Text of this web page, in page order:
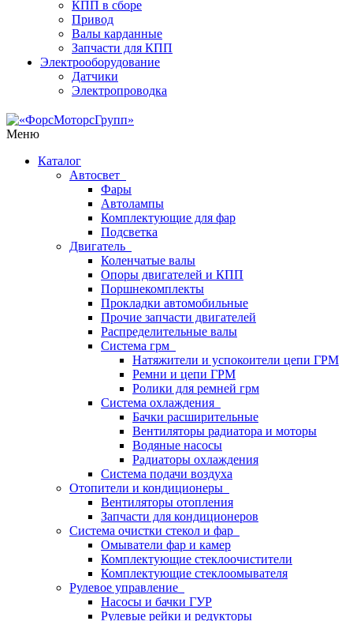
КПП в сборе
Привод
Валы карданные
Запчасти для КПП
Электрооборудование
Датчики
Электропроводка
Меню
Каталог
Автосвет
Фары
Автолампы
Комплектующие для фар
Подсветка
Двигатель
Коленчатые валы
Опоры двигателей и КПП
Поршнекомплекты
Прокладки автомобильные
Прочие запчасти двигателей
Распределительные валы
Система грм
Натяжители и успокоители цепи ГРМ
Ремни и цепи ГРМ
Ролики для ремней грм
Система охлаждения
Бачки расширительные
Вентиляторы радиатора и моторы
Водяные насосы
Радиаторы охлаждения
Система подачи воздуха
Отопители и кондиционеры
Вентиляторы отопления
Запчасти для кондиционеров
Система очистки стекол и фар
Омыватели фар и камер
Комплектующие стеклоочистители
Комплектующие стеклоомывателя
Рулевое управление
Насосы и бачки ГУР
Рулевые рейки и редукторы